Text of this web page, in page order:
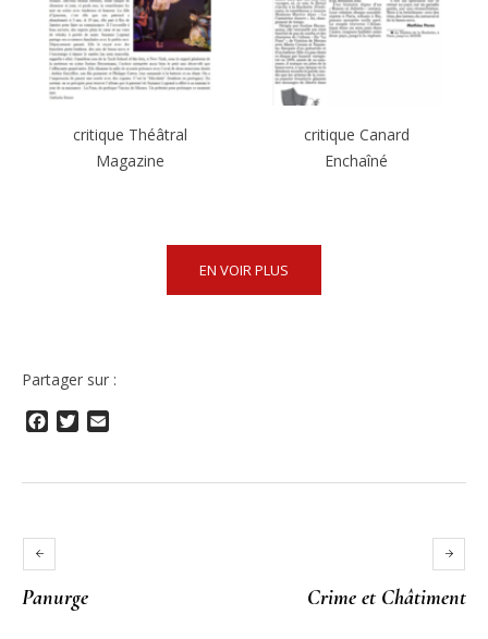
critique Théâtral
Magazine
critique Canard
Enchaîné
EN VOIR PLUS
Partager sur :
Facebook
Twitter
Panurge Crime et Châtiment